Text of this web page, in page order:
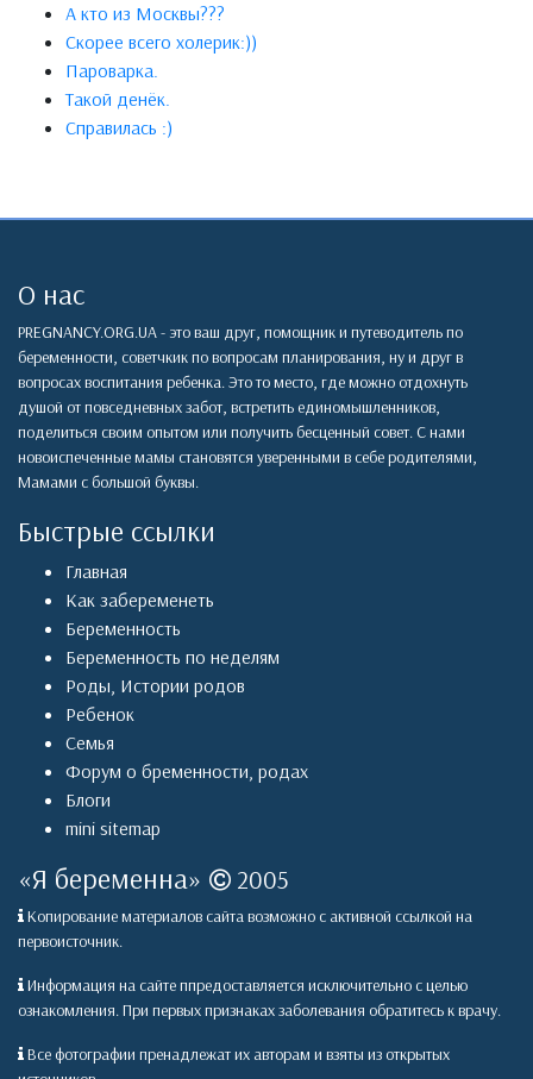
А кто из Москвы???
Скорее всего холерик:))
Пароварка.
Такой денёк.
Справилась :)
О нас
PREGNANCY.ORG.UA - это ваш друг, помощник и путеводитель по
беременности, советчкик по вопросам планирования, ну и друг в
вопросах воспитания ребенка. Это то место, где можно отдохнуть
душой от повседневных забот, встретить единомышленников,
поделиться своим опытом или получить бесценный совет. С нами
новоиспеченные мамы становятся уверенными в себе родителями,
Мамами с большой буквы.
Быстрые ссылки
Главная
Как забеременеть
Беременность
Беременность по неделям
Роды, Истории родов
Ребенок
Семья
Форум о бременности, родах
Блоги
mini sitemap
«Я беременна» 2005
Копирование материалов сайта возможно с активной ссылкой на
первоисточник.
Информация на сайте ппредоставляется исключительно с целью
ознакомления. При первых признаках заболевания обратитесь к врачу.
Все фотографии пренадлежат их авторам и взяты из открытых